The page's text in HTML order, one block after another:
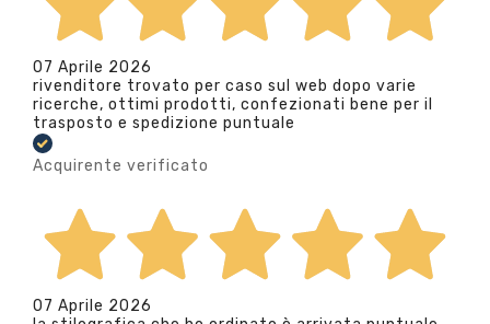
07 Aprile 2026
rivenditore trovato per caso sul web dopo varie
ricerche, ottimi prodotti, confezionati bene per il
trasposto e spedizione puntuale
Acquirente verificato
07 Aprile 2026